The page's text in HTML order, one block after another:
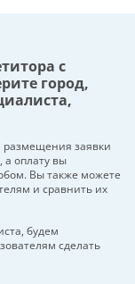
с
город,
размещения заявки
а оплату вы
Вы также можете
и сравнить их
будем
сделать